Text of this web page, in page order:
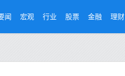
闻 宏观 行业 股票 金融 理财